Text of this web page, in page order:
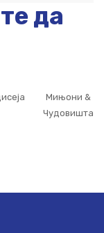
да
Мињони &
Чудовишта